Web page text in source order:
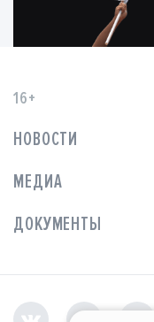
16+
НОВОСТИ
МЕДИА
ДОКУМЕНТЫ